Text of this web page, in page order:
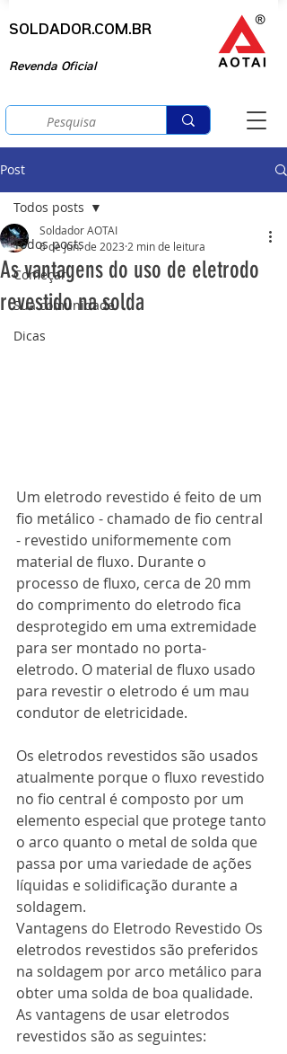
SOLDADOR.COM.BR
Revenda Oficial
Post
Todos posts
Começar
Sua comunidade
Dicas
Todos posts
As vantagens do uso de eletrodo
revestido na solda
Soldador AOTAI
6 de jun. de 2023 2 min de leitura
Um eletrodo revestido é feito de um
fio metálico - chamado de fio central
- revestido uniformemente com
material de fluxo. Durante o
processo de fluxo, cerca de 20 mm
do comprimento do eletrodo fica
desprotegido em uma extremidade
para ser montado no porta-
eletrodo. O material de fluxo usado
para revestir o eletrodo é um mau
condutor de eletricidade.
Os eletrodos revestidos são usados
atualmente porque o fluxo revestido
no fio central é composto por um
elemento especial que protege tanto
o arco quanto o metal de solda que
passa por uma variedade de ações
líquidas e solidificação durante a
soldagem.
Vantagens do Eletrodo Revestido Os
eletrodos revestidos são preferidos
na soldagem por arco metálico para
obter uma solda de boa qualidade.
As vantagens de usar eletrodos
revestidos são as seguintes: